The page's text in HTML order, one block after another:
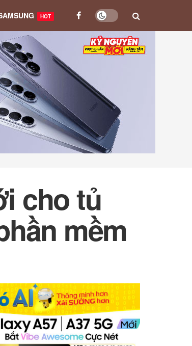
HOT
cho tủ
mềm